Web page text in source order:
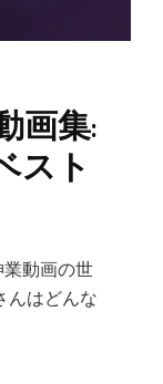
画集:
スト
動画の世
んはどんな